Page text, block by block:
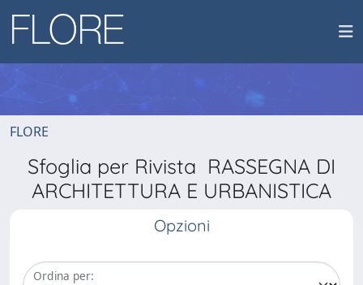
FLORE
Sfoglia per Rivista RASSEGNA DI
ARCHITETTURA E URBANISTICA
Opzioni
Ordina per: